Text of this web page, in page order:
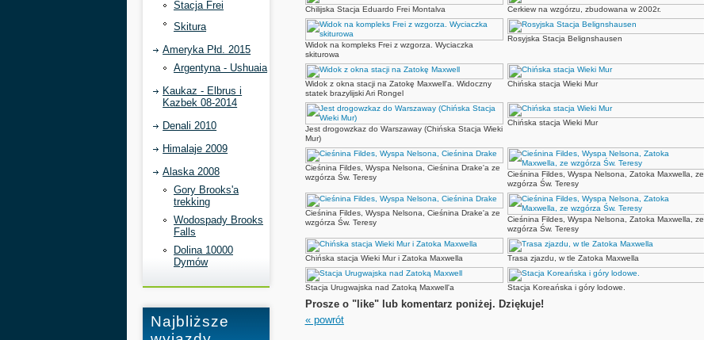
Stacja Frei
Skitura
Ameryka Płd. 2015
Argentyna - Ushuaia
Kaukaz - Elbrus i
Kazbek 08-2014
Denali 2010
Himalaje 2009
Alaska 2008
Gory Brooks'a
trekking
Wodospady Brooks
Falls
Dolina 10000
Dymów
Najbliższe
Chilijska Stacja Eduardo Frei Montalva Cerkiew na wzgórzu, zbudowana w 2002r.
Widok na kompleks Frei z wzgorza. Wyciaczka
skiturowa
Rosyjska Stacja Belignshausen
Widok z okna stacji na Zatokę Maxwell'a. Widoczny
statek brazylijski Ari Rongel
Chińska stacja Wieki Mur
Jest drogowzkaz do Warszaway (Chińska Stacja Wieki
Mur)
Chińska stacja Wieki Mur
Cieśnina Fildes, Wyspa Nelsona, Cieśnina Drake'a ze
wzgórza Św. Teresy
Cieśnina Fildes, Wyspa Nelsona, Zatoka Maxwella, ze
wzgórza Św. Teresy
Cieśnina Fildes, Wyspa Nelsona, Cieśnina Drake'a ze
wzgórza Św. Teresy
Cieśnina Fildes, Wyspa Nelsona, Zatoka Maxwella, ze
wzgórza Św. Teresy
Chińska stacja Wieki Mur i Zatoka Maxwella Trasa zjazdu, w tle Zatoka Maxwella
Stacja Urugwajska nad Zatoką Maxwell'a Stacja Koreańska i góry lodowe.
Prosze o "like" lub komentarz poniżej. Dziękuje!
« powrót